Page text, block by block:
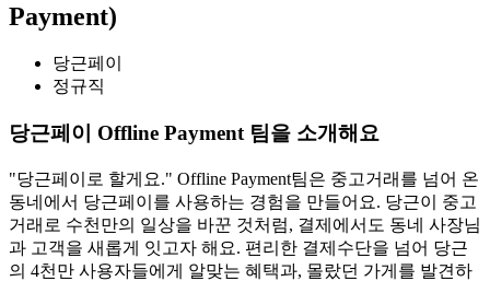
Payment)
당근페이
정규직
당근페이 Offline Payment 팀을 소개해요
"당근페이로 할게요." Offline Payment팀은 중고거래를 넘어 온
동네에서 당근페이를 사용하는 경험을 만들어요. 당근이 중고
거래로 수천만의 일상을 바꾼 것처럼, 결제에서도 동네 사장님
과 고객을 새롭게 잇고자 해요. 편리한 결제수단을 넘어 당근
의 4천만 사용자들에게 알맞는 혜택과, 몰랐던 가게를 발견하